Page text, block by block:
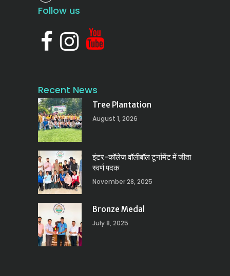
Follow us
Recent News
Tree Plantation
August 1, 2026
इंटर-कॉलेज वॉलीबॉल टूर्नामेंट में जीता
स्वर्ण पदक
November 28, 2025
Bronze Medal
July 8, 2025